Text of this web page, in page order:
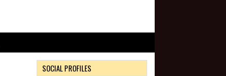
SOCIAL PROFILES